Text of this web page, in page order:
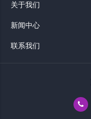
关于我们
新闻中心
联系我们